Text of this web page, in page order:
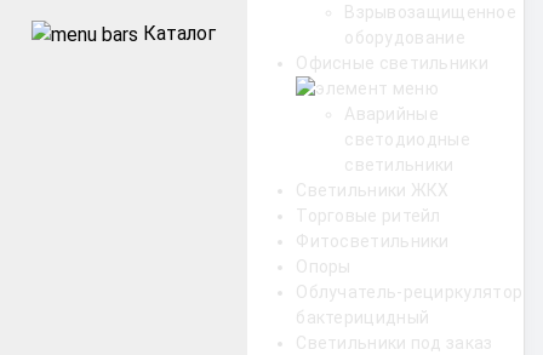
Каталог
Взрывозащищенное
оборудование
Офисные светильники
Аварийные
светодиодные
светильники
Светильники ЖКХ
Торговые ритейл
Фитосветильники
Опоры
Облучатель-рециркулятор
бактерицидный
Светильники под заказ